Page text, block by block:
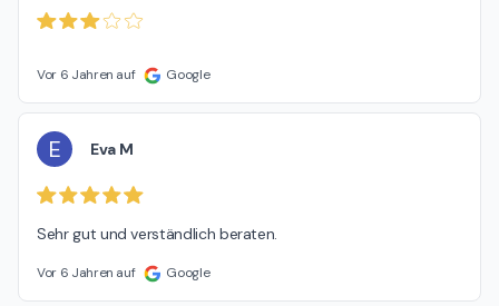
Vor 6 Jahren auf Google
E Eva M
Sehr gut und verständlich beraten.
Vor 6 Jahren auf Google